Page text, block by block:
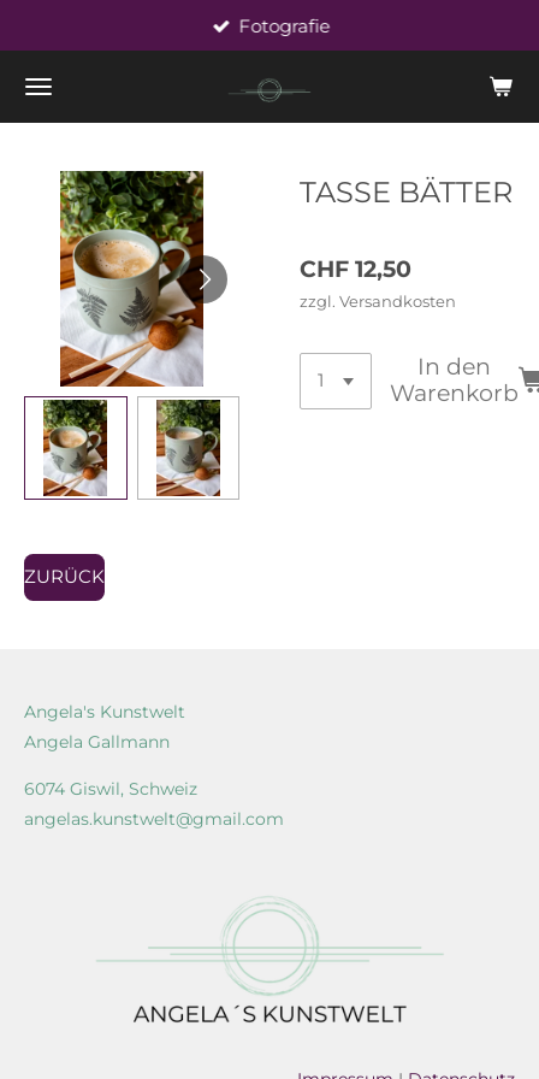
springen
Fotografie
TASSE BÄTTER
CHF 12,50
zzgl. Versandkosten
In den
Warenkorb
ZURÜCK
Angela's Kunstwelt
Angela Gallmann
6074 Giswil, Schweiz
angelas.kunstwelt@gmail.com